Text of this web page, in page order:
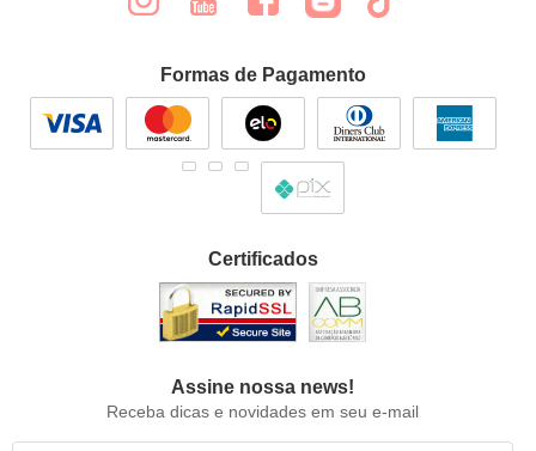
Formas de Pagamento
Certificados
Assine nossa news!
Receba dicas e novidades em seu e-mail